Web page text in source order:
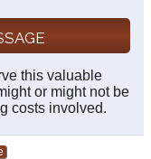
this valuable
or might not be
costs involved.